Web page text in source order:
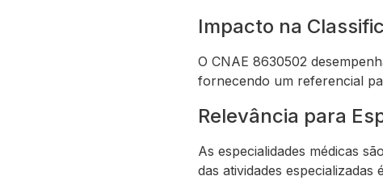
Impacto na
O CNAE 8630502
fornecendo um referencial
Relevância para
As especialidades médicas
das atividades